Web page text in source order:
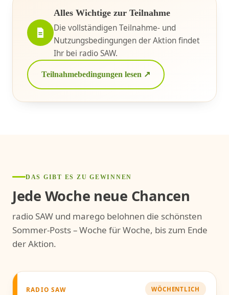
Alles Wichtige zur Teilnahme
Die vollständigen Teilnahme- und
Nutzungsbedingungen der Aktion findet
Ihr bei radio SAW.
Teilnahmebedingungen lesen ↗
DAS GIBT ES ZU GEWINNEN
Jede Woche neue Chancen
radio SAW und marego belohnen die schönsten
Sommer-Posts – Woche für Woche, bis zum Ende
der Aktion.
WÖCHENTLICH
RADIO SAW